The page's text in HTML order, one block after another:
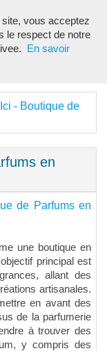
- Boutique de
en
de Parfums en
une boutique en
principal est
allant des
artisanales.
en avant des
de la parfumerie
à trouver des
y compris des
vous acceptez
le respect de notre
En savoir